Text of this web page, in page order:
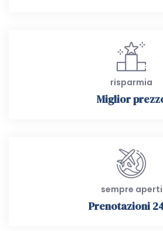
risparmia
Miglior
sempre aperti
Prenotazioni